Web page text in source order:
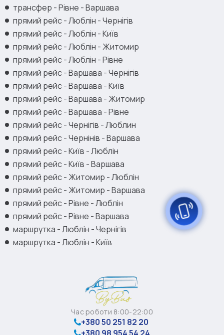
трансфер - Рівне - Варшава
прямий рейс - Люблін - Чернігів
прямий рейс - Люблін - Київ
прямий рейс - Люблін - Житомир
прямий рейс - Люблін - Рівне
прямий рейс - Варшава - Чернігів
прямий рейс - Варшава - Київ
прямий рейс - Варшава - Житомир
прямий рейс - Варшава - Рівне
прямий рейс - Чернігів - Люблин
прямий рейс - Чернінів - Варшава
прямий рейс - Київ - Люблін
прямий рейс - Київ - Варшава
прямий рейс - Житомир - Люблін
прямий рейс - Житомир - Варшава
прямий рейс - Рівне - Люблін
прямий рейс - Рівне - Варшава
маршрутка - Люблін - Чернігів
маршрутка - Люблін - Київ
Час роботи 8:00-22:00
+380 50 251 82 20